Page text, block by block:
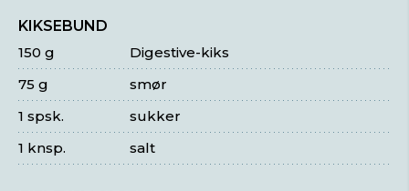
KIKSEBUND
Digestive-kiks
150 g
smør
75 g
sukker
1 spsk.
salt
1 knsp.